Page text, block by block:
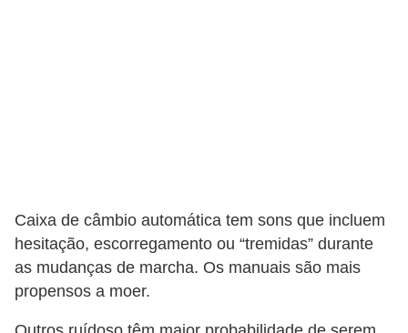
Caixa de câmbio automática tem sons que incluem
hesitação, escorregamento ou “tremidas” durante
as mudanças de marcha. Os manuais são mais
propensos a moer.
l
o
s
M
o